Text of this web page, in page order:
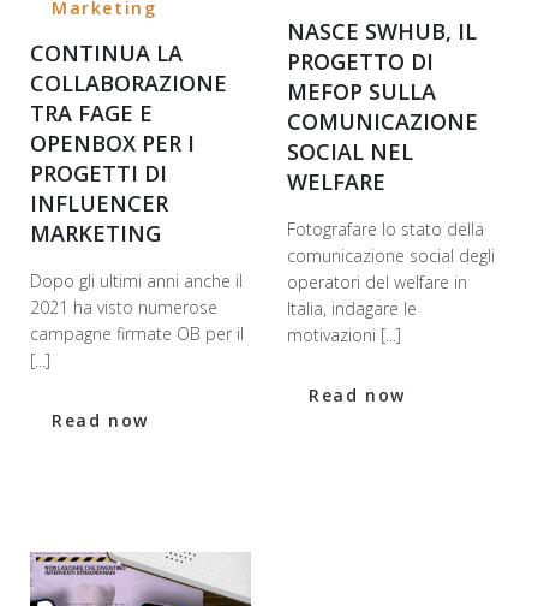
Marketing
CONTINUA LA
COLLABORAZIONE
TRA FAGE E
OPENBOX PER I
PROGETTI DI
INFLUENCER
MARKETING
Dopo gli ultimi anni anche il
2021 ha visto numerose
campagne firmate OB per il
[...]
Read now
NASCE SWHUB, IL
PROGETTO DI
MEFOP SULLA
COMUNICAZIONE
SOCIAL NEL
WELFARE
Fotografare lo stato della
comunicazione social degli
operatori del welfare in
Italia, indagare le
motivazioni [...]
Read now